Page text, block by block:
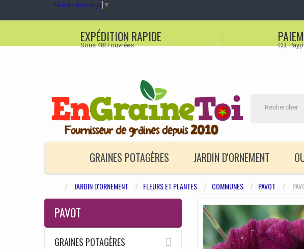
Select Language ▼
EXPÉDITION RAPIDE
Sous 48H ouvrées CB,
GRAINES POTAGÈRES JARDIN D'ORNEMENT
JARDIN D'ORNEMENT FLEURS ET PLANTES COMMUNES PAVOT
PAVOT
GRAINES POTAGÈRES